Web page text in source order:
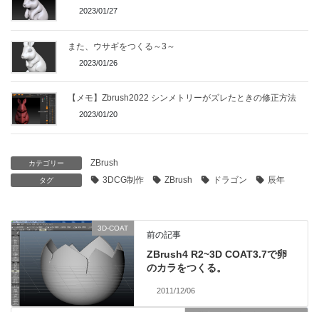
2023/01/27
また、ウサギをつくる～3～
2023/01/26
【メモ】Zbrush2022 シンメトリーがズレたときの修正方法
2023/01/20
カテゴリー ZBrush
タグ 3DCG制作 ZBrush ドラゴン 辰年
3D-COAT
前の記事
ZBrush4 R2~3D COAT3.7で卵
のカラをつくる。
2011/12/06